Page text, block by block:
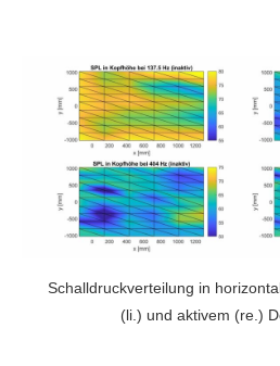
Schalldruckverteilung in
(li.) und aktivem (re.)